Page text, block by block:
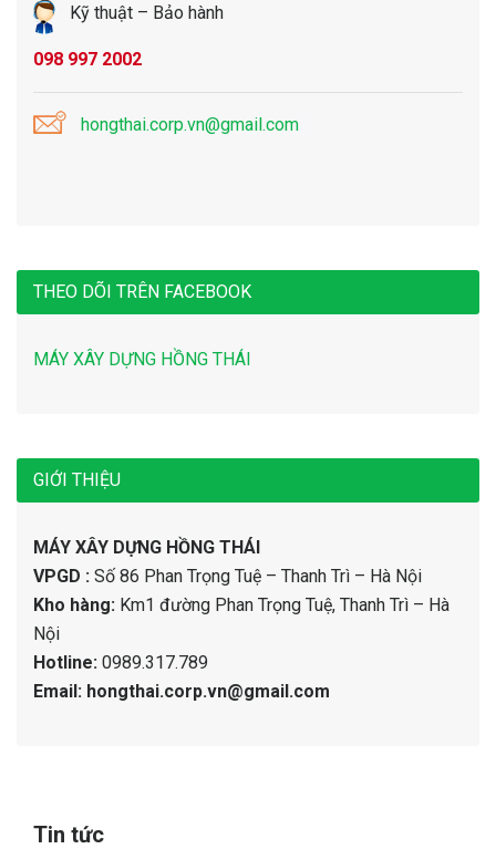
Kỹ thuật – Bảo hành
098 997 2002
hongthai.corp.vn@gmail.com
THEO DÕI TRÊN FACEBOOK
MÁY XÂY DỰNG HỒNG THÁI
GIỚI THIỆU
MÁY XÂY DỰNG HỒNG THÁI
VPGD : Số 86 Phan Trọng Tuệ – Thanh Trì – Hà Nội
Kho hàng: Km1 đường Phan Trọng Tuệ, Thanh Trì – Hà
Nội
Hotline: 0989.317.789
Email: hongthai.corp.vn@gmail.com
Tin tức